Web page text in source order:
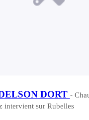
DORT -
intervient sur Rubelles